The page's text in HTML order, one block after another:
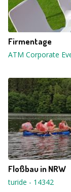
Firmentage
ATM Corporate
Floßbau in NRW
turide - 14342